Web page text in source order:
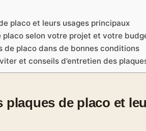
placo et leurs usages principaux
placo selon votre projet et votre
de placo dans de bonnes conditions
et conseils d’entretien des
plaques de placo et